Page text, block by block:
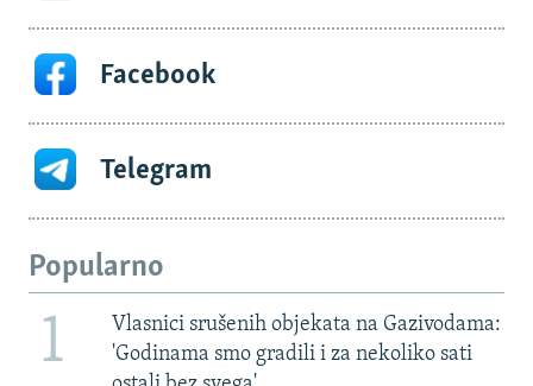
Facebook
Telegram
Popularno
1
Vlasnici srušenih objekata na Gazivodama:
'Godinama smo gradili i za nekoliko sati